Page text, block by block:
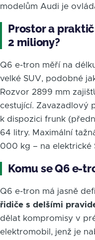
modelům Audi je
Prostor a
2 miliony?
Q6 e-tron měří na
velké SUV, podobné
Rozvor 2899 mm
cestující. Zavazadlový
k dispozici frunk
64 litry. Maximální
000 kg – na elektrické
Komu se Q6 e-
Q6 e-tron má jasně
řidiče s delšími
dělat kompromisy v
elektromobil, jenž je